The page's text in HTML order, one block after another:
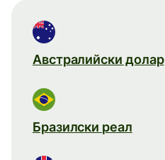
Австралийски долар
Бразилски реал